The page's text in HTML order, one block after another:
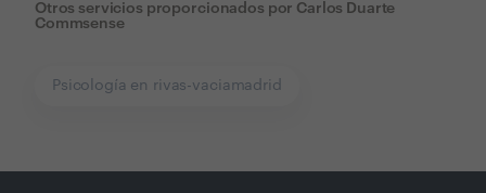
Otros servicios proporcionados por Carlos Duarte
Commsense
Psicología en rivas-vaciamadrid